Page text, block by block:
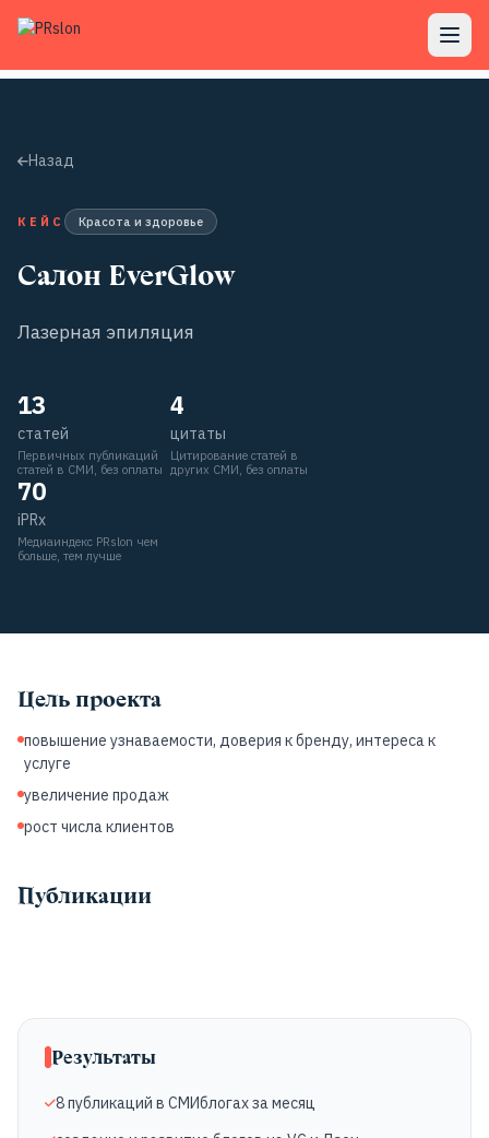
Назад
КЕЙС Красота и здоровье
Салон EverGlow
Лазерная эпиляция
13
статей
Первичных публикаций
статей в СМИ, без оплаты
4
цитаты
Цитирование статей в
других СМИ, без оплаты
70
iPRx
Медиаиндекс PRslon чем
больше, тем лучше
Цель проекта
повышение узнаваемости, доверия к бренду, интереса к
услуге
увеличение продаж
рост числа клиентов
Публикации
Результаты
8 публикаций в СМИблогах за месяц